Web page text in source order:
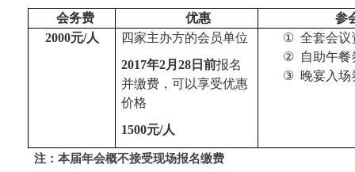
会务费 优惠
参
2000元/人
四家主办方的会员单位
2017年2月28日前报名
并缴费，可以享受优惠
价格
1500元/人
① 全套会议
② 自助午餐
③ 晚宴入场
注：本届年会概不接受现场报名缴费